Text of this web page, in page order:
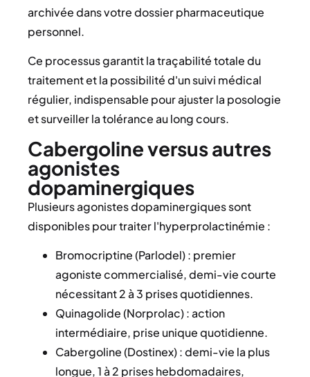
archivée dans votre dossier pharmaceutique
personnel.
Ce processus garantit la traçabilité totale du
traitement et la possibilité d'un suivi médical
régulier, indispensable pour ajuster la posologie
et surveiller la tolérance au long cours.
Cabergoline versus autres
agonistes
dopaminergiques
Plusieurs agonistes dopaminergiques sont
disponibles pour traiter l'hyperprolactinémie :
Bromocriptine (Parlodel) : premier
agoniste commercialisé, demi-vie courte
nécessitant 2 à 3 prises quotidiennes.
Quinagolide (Norprolac) : action
intermédiaire, prise unique quotidienne.
Cabergoline (Dostinex) : demi-vie la plus
longue, 1 à 2 prises hebdomadaires,